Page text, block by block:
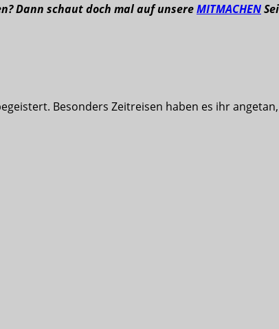
Dann schaut doch mal auf unsereMITMACHEN
Besonders Zeitreisen haben es ihr